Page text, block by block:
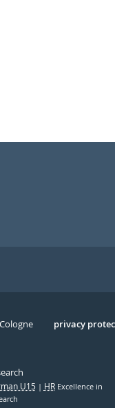
Serivce
privacy
U15 HRExcellence in